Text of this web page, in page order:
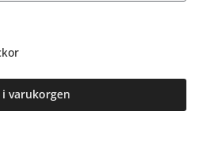
i varukorgen